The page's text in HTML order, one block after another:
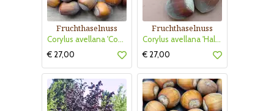
Fruchthaselnuss
Corylus avellana 'Cosford'
€ 27,00
Fruchthaselnuss
Corylus avellana 'Hallesche Riesen'
€ 27,00